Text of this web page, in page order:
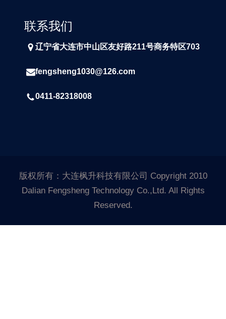
联系我们
辽宁省大连市中山区友好路211号商务特区703
fengsheng1030@126.com
0411-82318008
版权所有：大连枫升科技有限公司 Copyright 2010
Dalian Fengsheng Technology Co.,Ltd. All Rights
Reserved.